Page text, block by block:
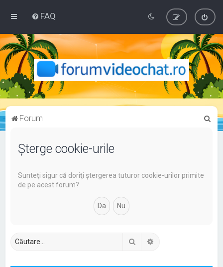
FAQ
Forum
Şterge cookie-urile
Sunteţi sigur că doriţi ştergerea tuturor cookie-urilor primite
de pe acest forum?
Căutare